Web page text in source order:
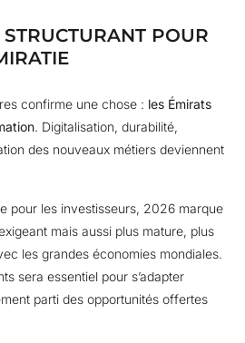
POUR
confirme une chose : les Émirats
. Digitalisation, durabilité,
des nouveaux métiers deviennent
pour les investisseurs, 2026 marque
mais aussi plus mature, plus
les grandes économies mondiales.
sera essentiel pour s’adapter
parti des opportunités offertes